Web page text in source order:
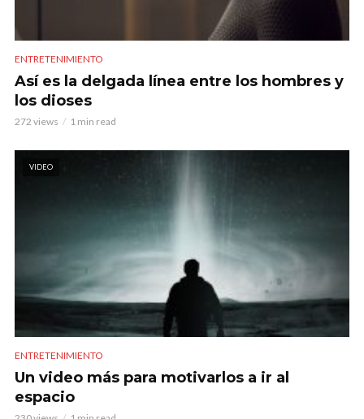
ENTRETENIMIENTO
Así es la delgada línea entre los hombres y
los dioses
272 views 1 min read
VIDEO
ENTRETENIMIENTO
Un video más para motivarlos a ir al
espacio